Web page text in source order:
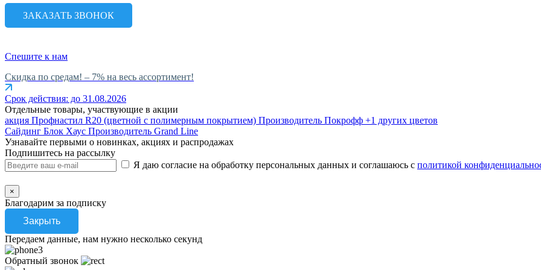
ЗАКАЗАТЬ ЗВОНОК
Спешите к нам
Скидка по средам! – 7% на весь ассортимент!
Срок действия: до 31.08.2026
Отдельные товары, участвующие в акции
акция Профнастил R20 (цветной с полимерным покрытием) Производитель Покрофф +1 других цветов
Сайдинг Блок Хаус Производитель Grand Line
Узнавайте первыми о новинках, акциях и распродажах
Подпишитесь на рассылку
Я даю согласие на обработку персональных данных и соглашаюсь с политикой
×
Благодарим за подписку
Закрыть
Передаем данные, нам нужно несколько секунд
Обратный звонок